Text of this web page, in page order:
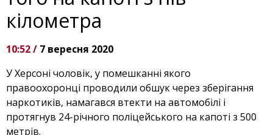
кілометра
10:52 / 7 вересня 2020
У Херсоні чоловік, у помешканні якого
правоохоронці проводили обшук через зберігання
наркотиків, намагався втекти на автомобілі і
протягнув 24-річного поліцейського на капоті з 500
метрів.